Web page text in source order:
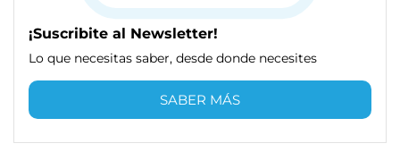
¡Suscribite al Newsletter!
Lo que necesitas saber, desde donde necesites
SABER MÁS